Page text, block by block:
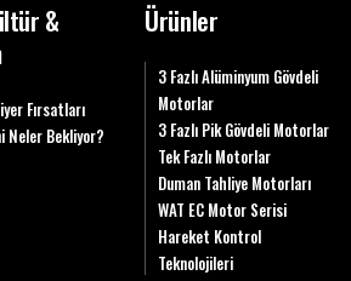
&
Fırsatları
Neler Bekliyor?
Ürünler
3 Fazlı Alüminyum Gövdeli
Motorlar
3 Fazlı Pik Gövdeli Motorlar
Tek Fazlı Motorlar
Duman Tahliye Motorları
WAT EC Motor Serisi
Hareket Kontrol
Teknolojileri